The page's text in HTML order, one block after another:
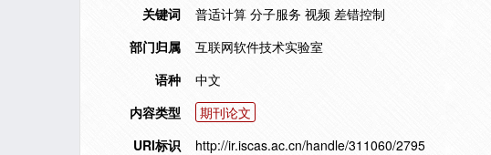
关键词
普适计算 分子服务 视频 差错控制
部门归属
互联网软件技术实验室
语种
中文
内容类型
期刊论文
URI标识
http://ir.iscas.ac.cn/handle/311060/2795